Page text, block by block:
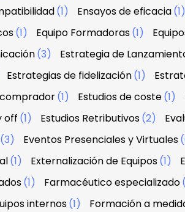
(1) Ensayos de eficacia(1)
(1) Equipo Formadoras(1)
(3) Estrategia de
Estrategias de fidelización(1)
(1) Estudios de coste(1)
off (1) Estudios Retributivos(2)
(3) Eventos Presenciales y Virtuales
(1) Externalización de Equipos(1)
(1) Farmacéutico especializado
internos(1) Formación a